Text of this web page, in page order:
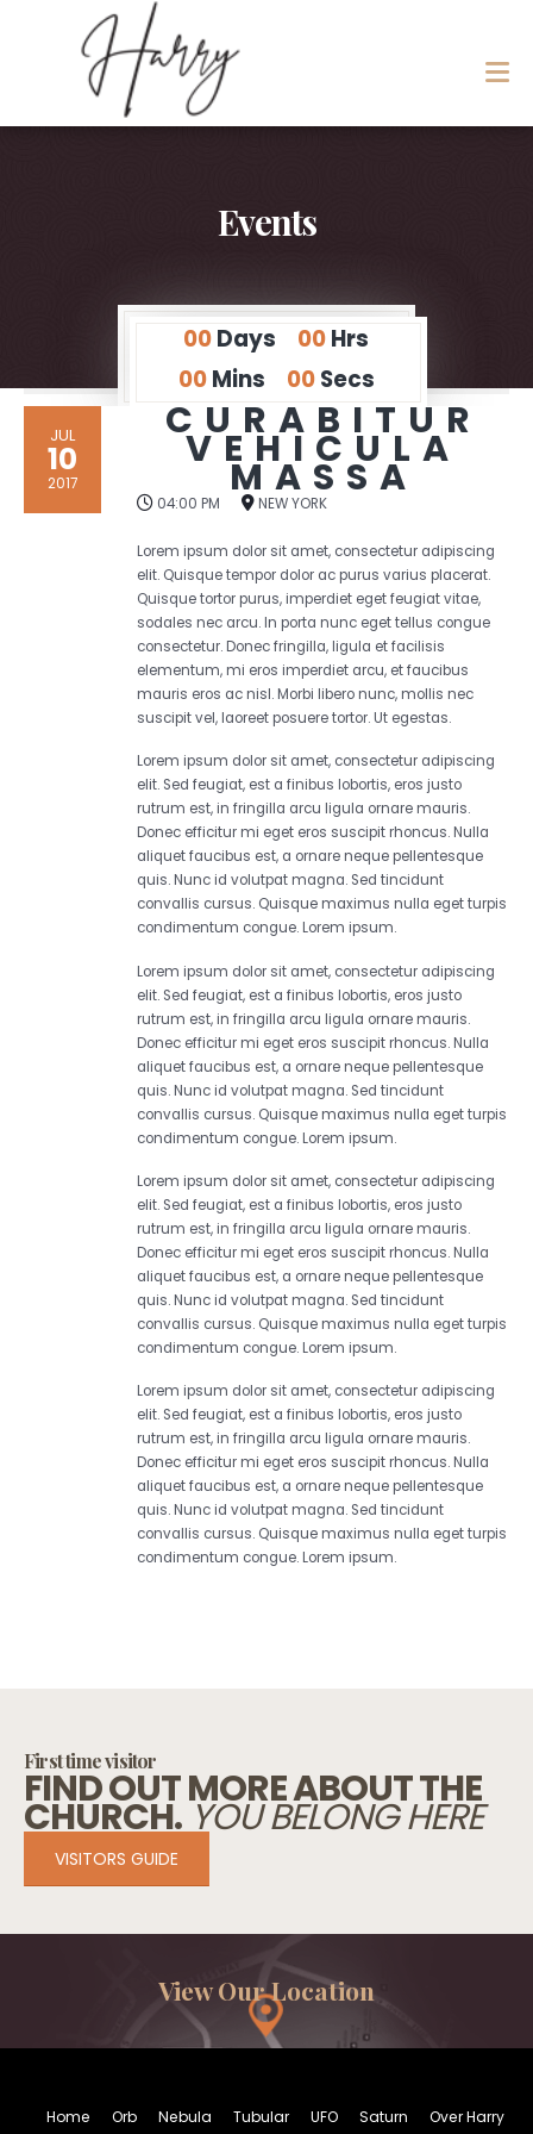
Events
00Days 00Hrs
00 Mins 00 Secs
JUL
10
2017
CURABITUR
VEHICULA
MASSA
04:00 PM NEW YORK
Lorem ipsum dolor sit amet, consectetur adipiscing
elit. Quisque tempor dolor ac purus varius placerat.
Quisque tortor purus, imperdiet eget feugiat vitae,
sodales nec arcu. In porta nunc eget tellus congue
consectetur. Donec fringilla, ligula et facilisis
elementum, mi eros imperdiet arcu, et faucibus
mauris eros ac nisl. Morbi libero nunc, mollis nec
suscipit vel, laoreet posuere tortor. Ut egestas.
Lorem ipsum dolor sit amet, consectetur adipiscing
elit. Sed feugiat, est a finibus lobortis, eros justo
rutrum est, in fringilla arcu ligula ornare mauris.
Donec efficitur mi eget eros suscipit rhoncus. Nulla
aliquet faucibus est, a ornare neque pellentesque
quis. Nunc id volutpat magna. Sed tincidunt
convallis cursus. Quisque maximus nulla eget turpis
condimentum congue. Lorem ipsum.
Lorem ipsum dolor sit amet, consectetur adipiscing
elit. Sed feugiat, est a finibus lobortis, eros justo
rutrum est, in fringilla arcu ligula ornare mauris.
Donec efficitur mi eget eros suscipit rhoncus. Nulla
aliquet faucibus est, a ornare neque pellentesque
quis. Nunc id volutpat magna. Sed tincidunt
convallis cursus. Quisque maximus nulla eget turpis
condimentum congue. Lorem ipsum.
Lorem ipsum dolor sit amet, consectetur adipiscing
elit. Sed feugiat, est a finibus lobortis, eros justo
rutrum est, in fringilla arcu ligula ornare mauris.
Donec efficitur mi eget eros suscipit rhoncus. Nulla
aliquet faucibus est, a ornare neque pellentesque
quis. Nunc id volutpat magna. Sed tincidunt
convallis cursus. Quisque maximus nulla eget turpis
condimentum congue. Lorem ipsum.
Lorem ipsum dolor sit amet, consectetur adipiscing
elit. Sed feugiat, est a finibus lobortis, eros justo
rutrum est, in fringilla arcu ligula ornare mauris.
Donec efficitur mi eget eros suscipit rhoncus. Nulla
aliquet faucibus est, a ornare neque pellentesque
quis. Nunc id volutpat magna. Sed tincidunt
convallis cursus. Quisque maximus nulla eget turpis
condimentum congue. Lorem ipsum.
First time visitor
FIND OUT MORE ABOUT THE
CHURCH.YOU BELONG HERE
VISITORS GUIDE
View Our Location
Home Orb Nebula Tubular UFO Saturn Over Harry